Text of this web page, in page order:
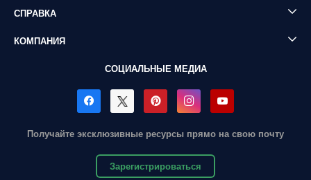
СПРАВКА
КОМПАНИЯ
СОЦИАЛЬНЫЕ МЕДИА
Получайте эксклюзивные ресурсы прямо на свою почту
Зарегистрироваться